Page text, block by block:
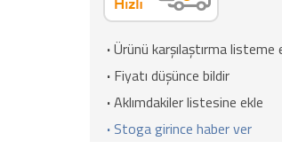
·Ürünü karşılaştırma listeme
· Fiyatı düşünce bildir
·Aklımdakiler listesine ekle
· Stoga girince haber ver